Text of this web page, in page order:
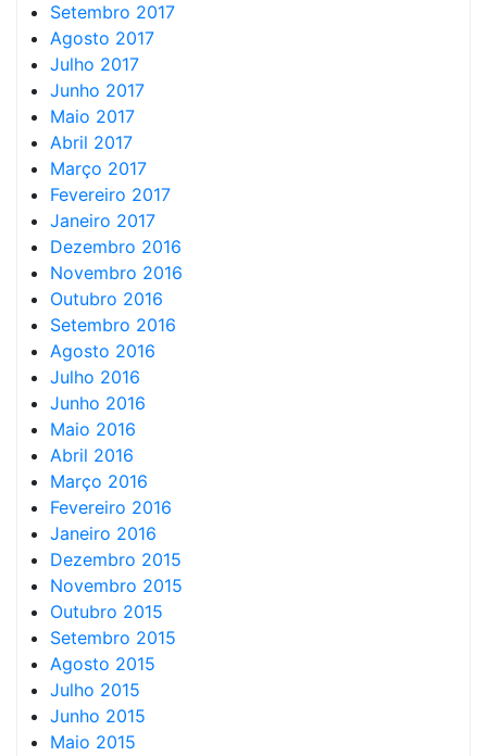
Setembro 2017
Agosto 2017
Julho 2017
Junho 2017
Maio 2017
Abril 2017
Março 2017
Fevereiro 2017
Janeiro 2017
Dezembro 2016
Novembro 2016
Outubro 2016
Setembro 2016
Agosto 2016
Julho 2016
Junho 2016
Maio 2016
Abril 2016
Março 2016
Fevereiro 2016
Janeiro 2016
Dezembro 2015
Novembro 2015
Outubro 2015
Setembro 2015
Agosto 2015
Julho 2015
Junho 2015
Maio 2015